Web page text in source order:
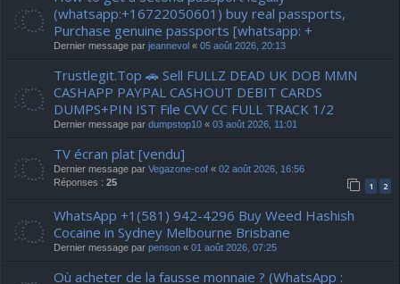
(whatsapp:+16722050601) buy real passports,
Purchase genuine passports [whatsapp: +
Dernier message par jeannevol « 05 août 2026, 20:13
Trustlegit.Top 🚗 Sell FULLZ DEAD UK DOB MMN
CASHAPP PAYPAL CASHOUT DEBIT CARDS
DUMPS+PIN IST File CVV CC FULL TRACK 1/2
Dernier message par dumpstop10 « 03 août 2026, 11:01
TV écran plat [vendu]
Dernier message par Vegazone-cof « 02 août 2026, 16:56
Réponses : 25 1 2
WhatsApp +1(581) 942-4296 Buy Weed Hashish
Cocaine in Sydney Melbourne Brisbane
Dernier message par penson « 01 août 2026, 07:25
Où acheter de la fausse monnaie ? (WhatsApp :